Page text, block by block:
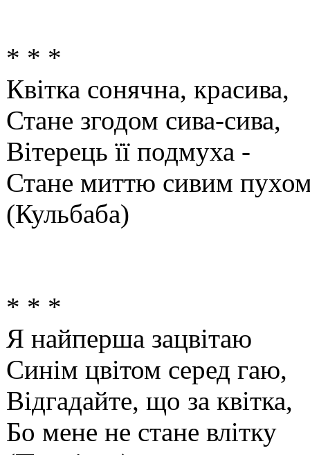
* * *
Квітка сонячна, красива,
Стане згодом сива-сива,
Вітерець її подмуха -
Стане миттю сивим
(Кульбаба)
* * *
Я найперша зацвітаю
Синім цвітом серед гаю,
Відгадайте, що за квітка,
Бо мене не стане влітку